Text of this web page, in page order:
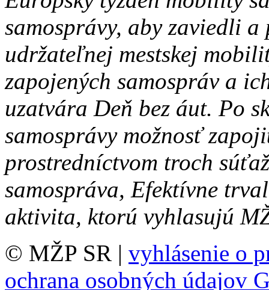
samosprávy, aby zaviedli
udržateľnej mestskej
zapojených samospráv a
uzatvára Deň bez áut. Po
samosprávy možnosť
prostredníctvom troch
samospráva, Efektívne
aktivita, ktorú vyhlasujú
© MŽP SR | vyhlásenie o
ochrana osobných údajov